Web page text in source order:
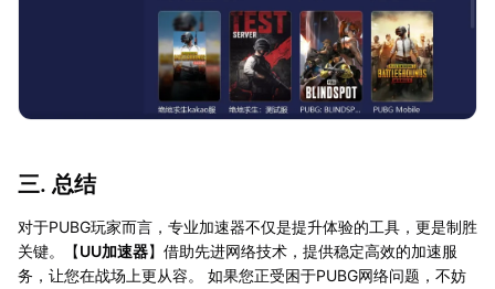
三. 总结
对于PUBG玩家而言，专业加速器不仅是提升体验的工具，更是制胜
关键。【UU加速器】借助先进网络技术，提供稳定高效的加速服
务，让您在战场上更从容。 如果您正受困于PUBG网络问题，不妨